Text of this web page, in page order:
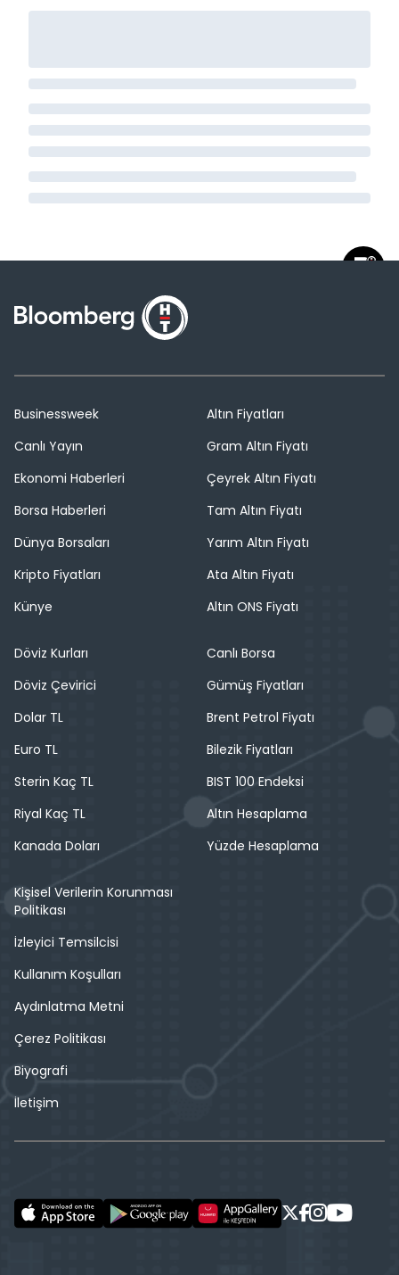
Businessweek
Canlı Yayın
Ekonomi Haberleri
Borsa Haberleri
Dünya Borsaları
Kripto Fiyatları
Künye
Altın Fiyatları
Gram Altın Fiyatı
Çeyrek Altın Fiyatı
Tam Altın Fiyatı
Yarım Altın Fiyatı
Ata Altın Fiyatı
Altın ONS Fiyatı
Döviz Kurları
Döviz Çevirici
Dolar TL
Euro TL
Sterin Kaç TL
Riyal Kaç TL
Kanada Doları
Canlı Borsa
Gümüş Fiyatları
Brent Petrol Fiyatı
Bilezik Fiyatları
BIST 100 Endeksi
Altın Hesaplama
Yüzde Hesaplama
Kişisel Verilerin Korunması
Politikası
İzleyici Temsilcisi
Kullanım Koşulları
Aydınlatma Metni
Çerez Politikası
Biyografi
İletişim